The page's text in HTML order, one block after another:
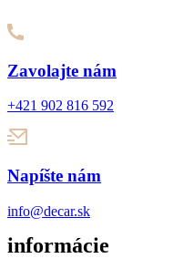
Zavolajte nám
+421 902 816 592
Napíšte nám
info@decar.sk
informácie